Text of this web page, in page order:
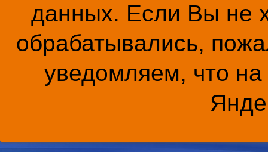
данных. Если Вы не
обрабатывались,
уведомляем, что на